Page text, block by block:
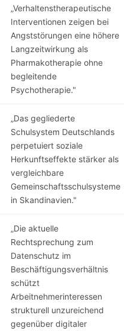
„Verhaltenstherapeutische
Interventionen zeigen bei
Angststörungen eine höhere
Langzeitwirkung als
Pharmakotherapie ohne
begleitende
Psychotherapie."
„Das gegliederte
Schulsystem Deutschlands
perpetuiert soziale
Herkunftseffekte stärker als
vergleichbare
Gemeinschaftsschulsysteme
in Skandinavien."
„Die aktuelle
Rechtsprechung zum
Datenschutz im
Beschäftigungsverhältnis
schützt
Arbeitnehmerinteressen
strukturell unzureichend
gegenüber digitaler